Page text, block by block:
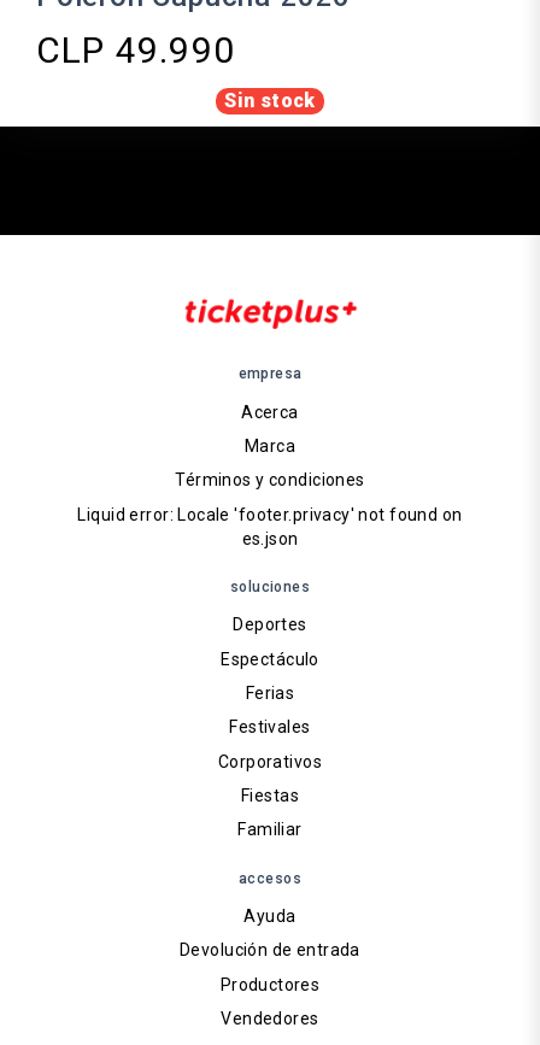
CLP 49.990
Sin stock
empresa
Acerca
Marca
Términos y condiciones
Liquid error: Locale 'footer.privacy' not found on
es.json
soluciones
Deportes
Espectáculo
Ferias
Festivales
Corporativos
Fiestas
Familiar
accesos
Ayuda
Devolución de entrada
Productores
Vendedores